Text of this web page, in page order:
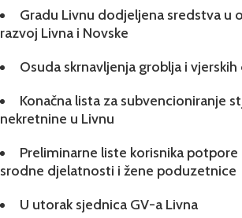
Gradu Livnu dodjeljena sredstva u
razvoj Livna i Novske
Osuda skrnavljenja groblja i
Konačna lista za subvencioniranje
nekretnine u Livnu
Preliminarne liste korisnika
srodne djelatnosti i žene poduzetnice
U utorak sjednica GV-a Livna